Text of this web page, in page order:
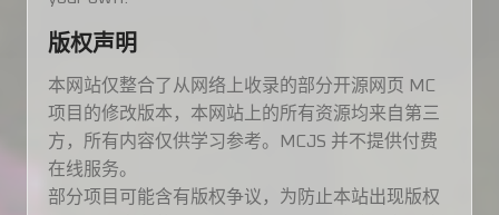
版权声明
本网站仅整合了从网络上收录的部分开源网页 MC
项目的修改版本，本网站上的所有资源均来自第三
方，所有内容仅供学习参考。MCJS 并不提供付费
在线服务。
部分项目可能含有版权争议，为防止本站出现版权